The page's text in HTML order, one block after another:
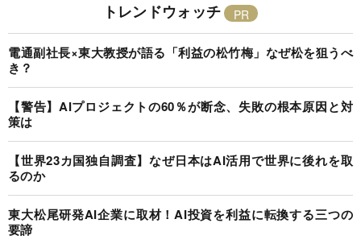
トレンドウォッチ
電通副社長×東大教授が語る「利益の松竹梅」なぜ松を狙うべ
き？
【警告】AIプロジェクトの60％が断念、失敗の根本原因と対
策は
【世界23カ国独自調査】なぜ日本はAI活用で世界に後れを取
るのか
東大松尾研発AI企業に取材！AI投資を利益に転換する三つの
要諦